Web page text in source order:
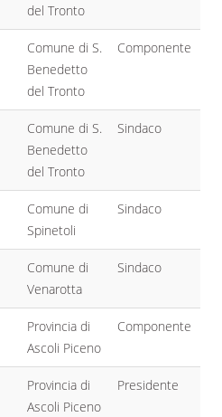
del Tronto
Comune di S.
Benedetto
del Tronto
Componente
Comune di S.
Benedetto
del Tronto
Sindaco
Comune di
Spinetoli
Sindaco
Comune di
Venarotta
Sindaco
Provincia di
Ascoli Piceno
Componente
Provincia di
Ascoli Piceno
Presidente